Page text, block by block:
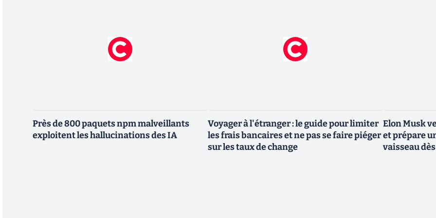
Près de 800 paquets npm malveillants
exploitent les hallucinations des IA
Voyager à l'étranger : le guide pour limiter
les frais bancaires et ne pas se faire piéger
sur les taux de change
Elon Musk
et prépare
vaisseau